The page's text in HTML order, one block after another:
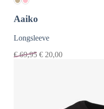
Aaiko
Longsleeve
€69,95 € 20,00